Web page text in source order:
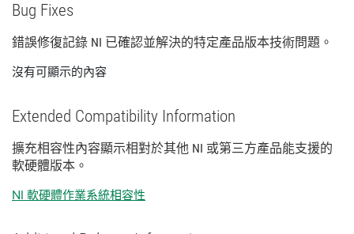
Bug Fixes
錯誤修復記錄 NI 已確認並解決的特定產品版本技術問題。
沒有可顯示的內容
Extended Compatibility Information
擴充相容性內容顯示相對於其他 NI 或第三方產品能支援的
軟硬體版本。
NI 軟硬體作業系統相容性